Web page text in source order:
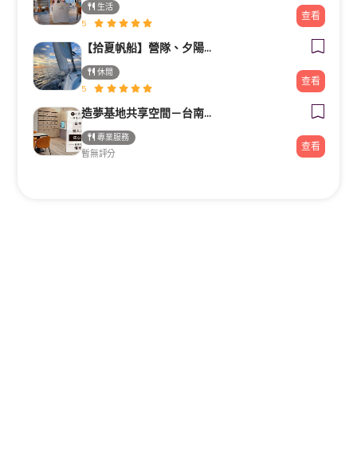
生活
5
查看
【拾夏帆船】營隊、夕陽團、包船、客製化帆船體驗（預約制）
休閒
5
查看
造夢基地共享空間－台南火車站站前館
專業服務
暫無評分
查看